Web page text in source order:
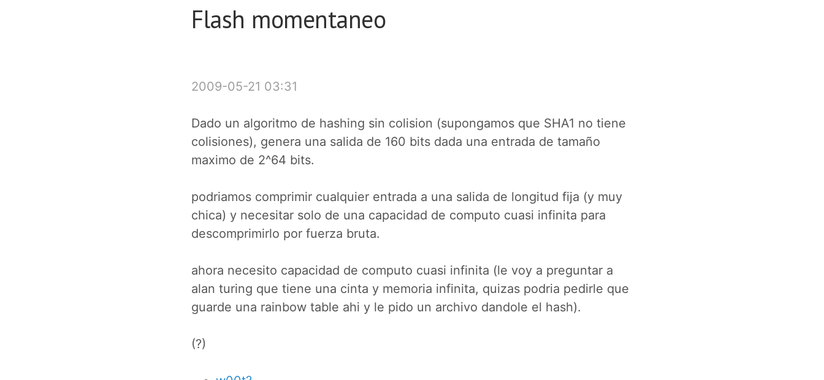
Flash momentaneo
2009-05-21 03:31
Dado un algoritmo de hashing sin colision (supongamos que SHA1 no tiene
colisiones), genera una salida de 160 bits dada una entrada de tamaño
maximo de 2^64 bits.
podriamos comprimir cualquier entrada a una salida de longitud fija (y muy
chica) y necesitar solo de una capacidad de computo cuasi infinita para
descomprimirlo por fuerza bruta.
ahora necesito capacidad de computo cuasi infinita (le voy a preguntar a
alan turing que tiene una cinta y memoria infinita, quizas podria pedirle que
guarde una rainbow table ahi y le pido un archivo dandole el hash).
(?)